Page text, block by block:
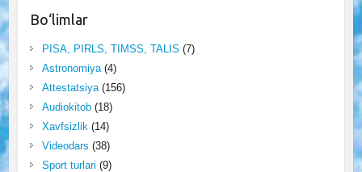
Bo‘limlar
PISA, PIRLS, TIMSS, TALIS (7)
Astronomiya(4)
Attestatsiya(156)
Audiokitob(18)
Xavfsizlik (14)
Videodars (38)
Sport turlari (9)